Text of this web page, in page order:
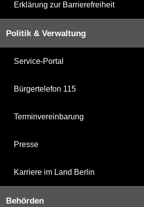
Erklärung zur Barrierefreiheit
Politik & Verwaltung
Service-Portal
Bürgertelefon 115
Terminvereinbarung
Presse
Karriere im Land Berlin
Behörden